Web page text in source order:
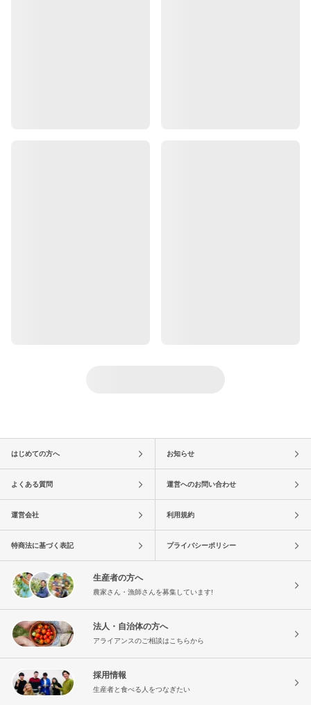
はじめての方へ お知らせ
よくある質問 運営へのお問い合わせ
運営会社 利用規約
特商法に基づく表記 プライバシーポリシー
生産者の方へ
農家さん・漁師さんを募集しています!
法人・自治体の方へ
アライアンスのご相談はこちらから
採用情報
生産者と食べる人をつなぎたい